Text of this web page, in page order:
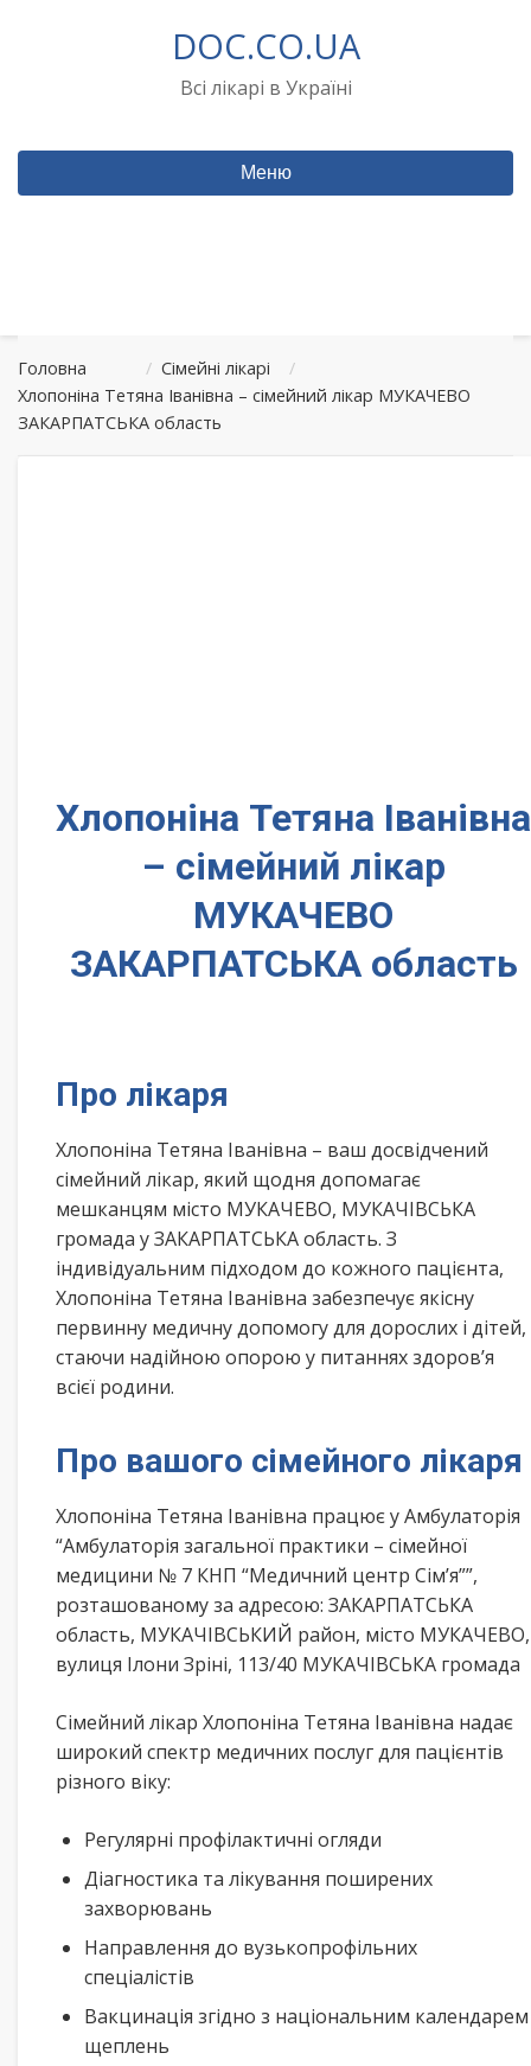
DOC.CO.UA
Всі лікарі в Україні
Меню
Головна / Сімейні лікарі
/
Хлопоніна Тетяна Іванівна – сімейний лікар МУКАЧЕВО
ЗАКАРПАТСЬКА область
Хлопоніна Тетяна Іванівна
– сімейний лікар
МУКАЧЕВО
ЗАКАРПАТСЬКА область
Про лікаря
Хлопоніна Тетяна Іванівна – ваш досвідчений
сімейний лікар, який щодня допомагає
мешканцям місто МУКАЧЕВО, МУКАЧІВСЬКА
громада у ЗАКАРПАТСЬКА область. З
індивідуальним підходом до кожного пацієнта,
Хлопоніна Тетяна Іванівна забезпечує якісну
первинну медичну допомогу для дорослих і дітей,
стаючи надійною опорою у питаннях здоров’я
всієї родини.
Про вашого сімейного лікаря
Хлопоніна Тетяна Іванівна працює у Амбулаторія
“Амбулаторія загальної практики – сімейної
медицини № 7 КНП “Медичний центр Сім’я””,
розташованому за адресою: ЗАКАРПАТСЬКА
область, МУКАЧІВСЬКИЙ район, місто МУКАЧЕВО,
вулиця Ілони Зріні, 113/40 МУКАЧІВСЬКА громада
Сімейний лікар Хлопоніна Тетяна Іванівна надає
широкий спектр медичних послуг для пацієнтів
різного віку:
Регулярні профілактичні огляди
Діагностика та лікування поширених
захворювань
Направлення до вузькопрофільних
спеціалістів
Вакцинація згідно з національним календарем
щеплень